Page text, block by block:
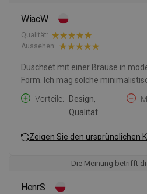
WiacW
Qualität:
Aussehen:
Duschset mit einer Brause in
Form. Ich mag solche
Vorteile
Design,
Qualität.
Zeigen Sie den ursprünglichen
Die Meinung betrifft
HenrS